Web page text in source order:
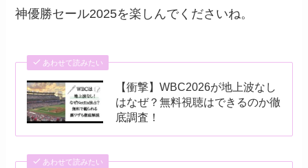
神優勝セール2025を楽しんでくださいね。
あわせて読みたい
【衝撃】WBC2026が地上波なし
はなぜ？無料視聴はできるのか徹
底調査！
あわせて読みたい